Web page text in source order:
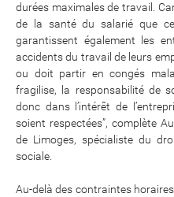
durées maximales de travail.
de la santé du salarié que
garantissent également les
accidents du travail de leurs
ou doit partir en congés
fragilise, la responsabilité de
donc dans l’intérêt de
soient respectées”, complète
de Limoges, spécialiste du
sociale.
Au-delà des contraintes